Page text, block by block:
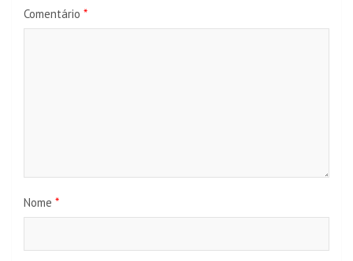
Comentário *
Nome *